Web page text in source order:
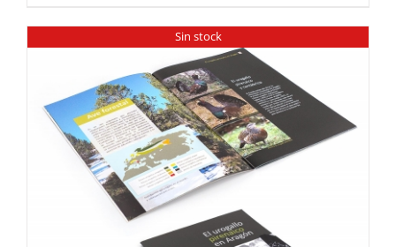
Sin stock